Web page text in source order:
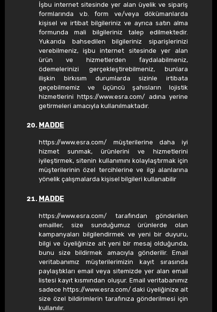
İşbu internet sitesinde yer alan üyelik ve sipariş
formlarında v.b. form ve/veya dökümanlarda
kişisel ve irtibat bilgileriniz ve ayrıca satın alma
formunda mali bilgileriniz talep edilmektedir.
Yukarıda bahsedilen bilgileriniz siparişlerinizi
verebilmeniz, işbu internet sitesinde yer alan
ürün ve hizmetlerden faydalabilmeniz,
ödemelerinizi gerçekleştirebilmeniz, bunlara
ilişkin birkısım durumlarda sizinle irtibata
geçebilmemiz ve üçüncü şahısların lojistik
hizmetlerini https://www.esra.com/ adına yerine
getirmeleri amacıyla kullanılmaktadır.
MADDE
https://www.esra.com/ müşterilerine daha iyi
hizmet sunmak, ürünlerini ve hizmetlerini
iyileştirmek, sitenin kullanımını kolaylaştırmak için
müşterilerinin özel tercihlerine ve ilgi alanlarına
yönelik çalışmalarda kişisel bilgileri kullanabilir
MADDE
https://www.esra.com/ tarafından gönderilen
emailler, size sunduğumuz ürünlerde olan
kampanyaları bilgilendirmek ve yeni bir duyuru,
bilgi ve üyeliğinize ait yeni bir mesaj olduğunda,
bunu size bildirmek amacıyla gönderilir. Email
veritabanımız müşterilerimizin kayıt sırasında
paylaştıkları email veya sitemizde yer alan email
listesi kayıt kısmından oluşur. Email veritabanımız
sadece https://www.esra.com/ daki üyeliğinize ait
size özel bildirimlerin tarafınıza gönderilmesi için
kullanılır.